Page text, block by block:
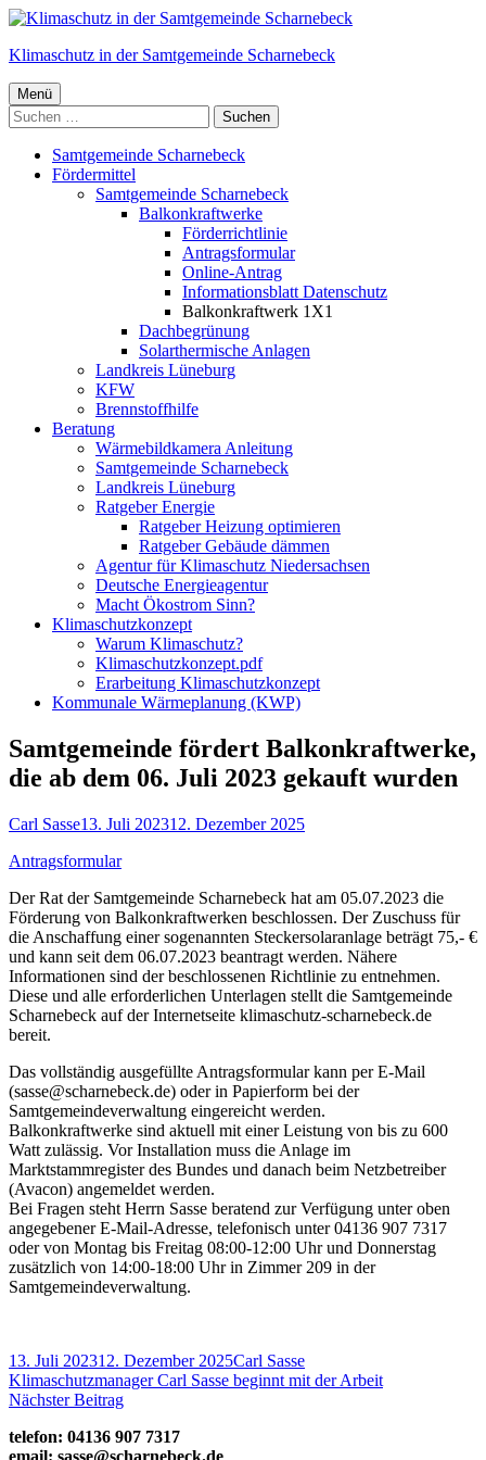
Springe
Inhalt
Klimaschutz in der Samtgemeinde Scharnebeck
Primäres
Menü
Menü
Suchen
nach:
Samtgemeinde Scharnebeck
Fördermittel
Samtgemeinde Scharnebeck
Balkonkraftwerke
Förderrichtlinie
Antragsformular
Online-Antrag
Informationsblatt Datenschutz
Balkonkraftwerk 1X1
Dachbegrünung
Solarthermische Anlagen
Landkreis Lüneburg
KFW
Brennstoffhilfe
Beratung
Wärmebildkamera Anleitung
Samtgemeinde Scharnebeck
Landkreis Lüneburg
Ratgeber Energie
Ratgeber Heizung optimieren
Ratgeber Gebäude dämmen
Agentur für Klimaschutz Niedersachsen
Deutsche Energieagentur
Macht Ökostrom Sinn?
Klimaschutzkonzept
Warum Klimaschutz?
Klimaschutzkonzept.pdf
Erarbeitung Klimaschutzkonzept
Kommunale Wärmeplanung (KWP)
Samtgemeinde fördert Balkonkraftwerke,
die ab dem 06. Juli 2023 gekauft wurden
Autor
Carl SasseVeröffentlicht
13. Juli 202312. Dezember 2025
Antragsformular
Der Rat der Samtgemeinde Scharnebeck hat am 05.07.2023 die
Förderung von Balkonkraftwerken beschlossen. Der Zuschuss für
die Anschaffung einer sogenannten Steckersolaranlage beträgt 75,- €
und kann seit dem 06.07.2023 beantragt werden. Nähere
Informationen sind der beschlossenen Richtlinie zu entnehmen.
Diese und alle erforderlichen Unterlagen stellt die Samtgemeinde
Scharnebeck auf der Internetseite klimaschutz-scharnebeck.de
bereit.
Das vollständig ausgefüllte Antragsformular kann per E-Mail
(sasse@scharnebeck.de) oder in Papierform bei der
Samtgemeindeverwaltung eingereicht werden.
Balkonkraftwerke sind aktuell mit einer Leistung von bis zu 600
Watt zulässig. Vor Installation muss die Anlage im
Marktstammregister des Bundes und danach beim Netzbetreiber
(Avacon) angemeldet werden.
Bei Fragen steht Herrn Sasse beratend zur Verfügung unter oben
angegebener E-Mail-Adresse, telefonisch unter 04136 907 7317
oder von Montag bis Freitag 08:00-12:00 Uhr und Donnerstag
zusätzlich von 14:00-18:00 Uhr in Zimmer 209 in der
Samtgemeindeverwaltung.
Veröffentlicht
am
13. Juli 202312. Dezember 2025Autor
Carl Sasse
Beitragsnavigation
Vorheriger
Beitrag:
Klimaschutzmanager Carl Sasse beginnt mit der Arbeit
Nächster
Nächster Beitrag
Haupt-
telefon: 04136 907 7317
email: sasse@scharnebeck.de